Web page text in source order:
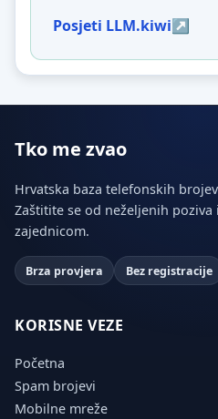
Posjeti LLM.kiwi
Tko me zvao
Hrvatska baza telefonskih
Zaštitite se od neželjenih
zajednicom.
Brza provjera Bez registracije
KORISNE VEZE
Početna
Spam brojevi
Mobilne mreže